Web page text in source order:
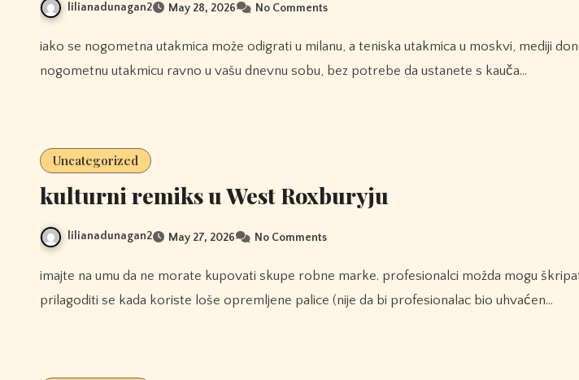
lilianadunagan2 May 28, 2026 No Comments
iako se nogometna utakmica može odigrati u milanu, a teniska utakmica u moskvi, mediji donose tenisku i
nogometnu utakmicu ravno u vašu dnevnu sobu, bez potrebe da ustanete s kauča…
Uncategorized
kulturni remiks u West Roxburyju
lilianadunagan2 May 27, 2026 No Comments
imajte na umu da ne morate kupovati skupe robne marke. profesionalci možda mogu škripati tijekom igre i
prilagoditi se kada koriste loše opremljene palice (nije da bi profesionalac bio uhvaćen…